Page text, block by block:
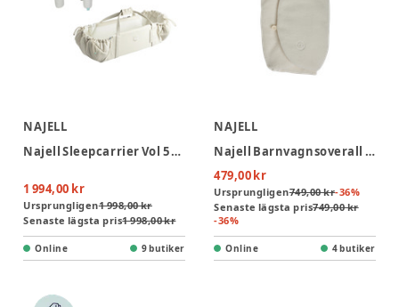
NAJELL
Najell Sleepcarrier Vol 5 & SleepCarrier Sovorm - Oat Beige
1 994,00 kr
Ursprungligen1 998,00 kr
Senaste lägsta pris1 998,00 kr
Online 9 butiker
NAJELL
Najell Barnvagnsoverall - Teddy White
479,00 kr
Ursprungligen749,00 kr-36%
Senaste lägsta pris749,00 kr
-36%
Online 4 butiker